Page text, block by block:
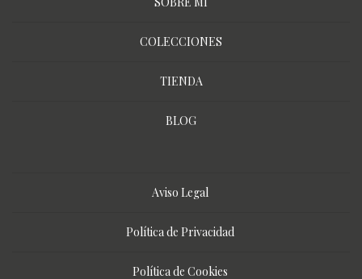
COLECCIONES
TIENDA
BLOG
Aviso Legal
Política de Privacidad
Política de Cookies